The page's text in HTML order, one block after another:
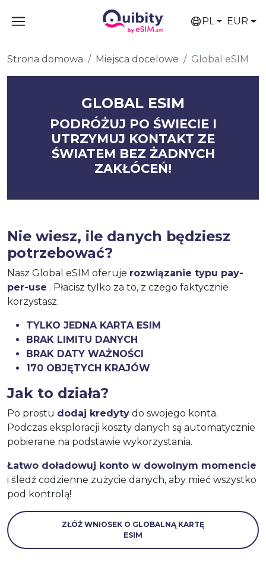
PL EUR
Strona domowa Miejsca docelowe Global eSIM
GLOBAL ESIM
PODRÓŻUJ PO ŚWIECIE I
UTRZYMUJ KONTAKT ZE
ŚWIATEM BEZ ŻADNYCH
ZAKŁÓCEŃ!
Nie wiesz, ile danych będziesz
potrzebować?
Nasz Global eSIM oferuje rozwiązanie typu pay-
per-use . Płacisz tylko za to, z czego faktycznie
korzystasz.
TYLKO JEDNA KARTA ESIM
BRAK LIMITU DANYCH
BRAK DATY WAŻNOŚCI
170 OBJĘTYCH KRAJÓW
Jak to działa?
Po prostu dodaj kredyty do swojego konta.
Podczas eksploracji koszty danych są automatycznie
pobierane na podstawie wykorzystania.
Łatwo doładowuj konto w dowolnym momencie
i śledź codzienne zużycie danych, aby mieć wszystko
pod kontrolą!
ZŁÓŻ WNIOSEK O GLOBALNĄ KARTĘ
ESIM